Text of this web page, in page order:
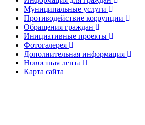
Муниципальные услуги
Противодействие коррупции
Обращения граждан
Инициативные проекты
Фотогалерея
Дополнительная информация
Новостная лента
Карта сайта